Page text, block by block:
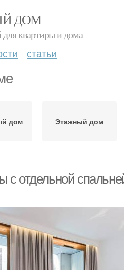
ДОМ
квартиры и дома
статьи
дом Этажный дом
с отдельной